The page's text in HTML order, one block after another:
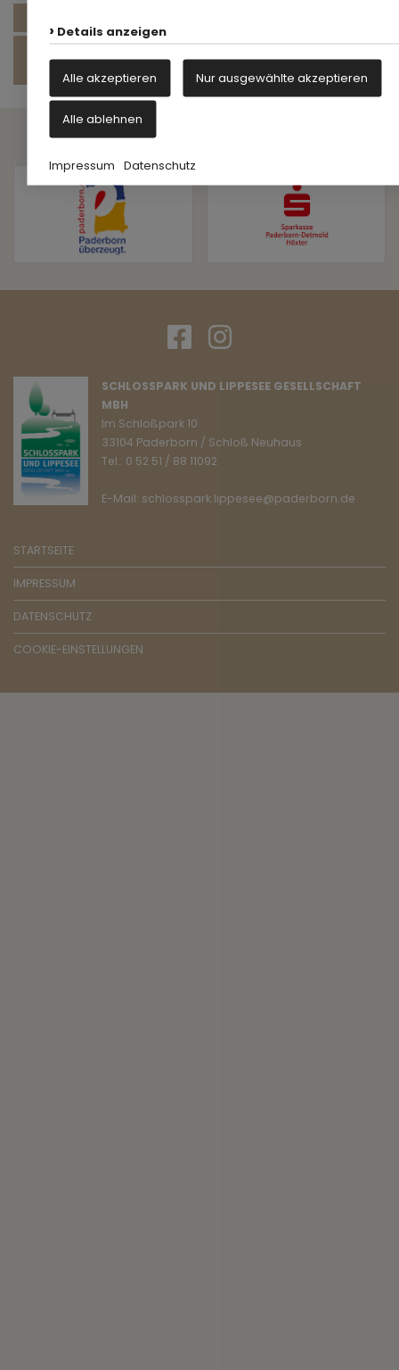
Details anzeigen
Alle akzeptieren Nur ausgewählte akzeptieren
Alle ablehnen
Impressum Datenschutz
www.paderborn.de/microsite/residenzmuseum/
fuehrungen.php
- Gesellschafter -
SCHLOSSPARK UND LIPPESEE GESELLSCHAFT
MBH
Im Schloßpark 10
33104 Paderborn / Schloß Neuhaus
Tel.: 0 52 51 / 88 11092
E-Mail: schlosspark.lippesee@paderborn.de
STARTSEITE
IMPRESSUM
DATENSCHUTZ
COOKIE-EINSTELLUNGEN